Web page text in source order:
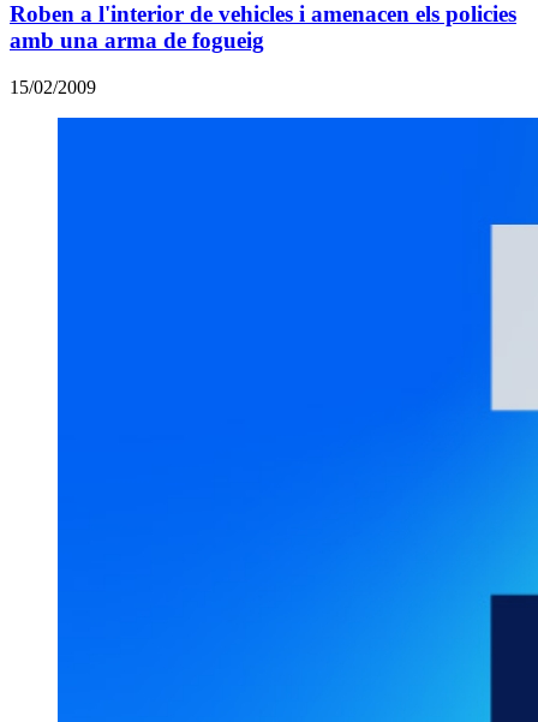
Roben a l'interior de vehicles i amenacen els policies
amb una arma de fogueig
15/02/2009